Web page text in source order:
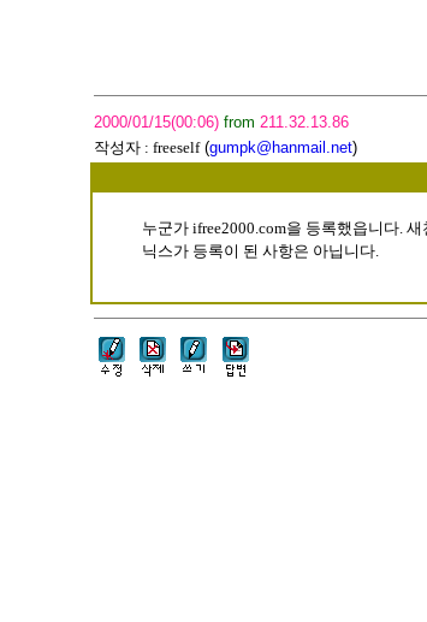
2000/01/15(00:06)from 211.32.13.86
작성자 : freeself (gumpk@hanmail.net)
누군가 ifree2000.com을 등록했읍니다.
닉스가 등록이 된 사항은 아닙니다.